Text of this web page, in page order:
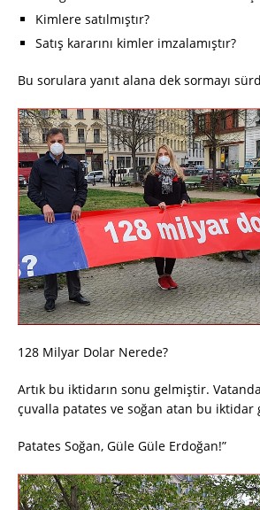
Kimlere satılmıştır?
Satış kararını kimler imzalamıştır?
Bu sorulara yanıt alana dek sormayı
128 Milyar Dolar Nerede?
Artık bu iktidarın sonu gelmiştir.
çuvalla patates ve soğan atan bu iktidar
Patates Soğan, Güle Güle Erdoğan!”